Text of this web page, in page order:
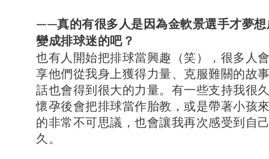
——真的有很多人是因為金軟景選手才夢
變成排球迷的吧？
也有人開始把排球當興趣（笑），很多人
享他們從我身上獲得力量、克服難關的故
話也會得到很大的力量。有一些支持我很
懷孕後會把排球當作胎教，或是帶著小孩
的非常不可思議，也會讓我再次感受到自
久。